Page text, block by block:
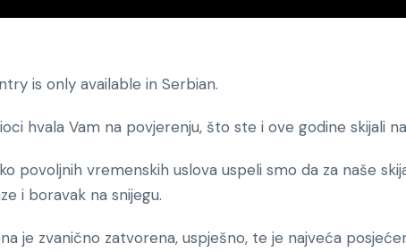
is only available in Serbian.
hvala Vam na povjerenju, što ste i ove godine skijali na
povoljnih vremenskih uslova uspeli smo da za naše
i boravak na snijegu.
je zvanično zatvorena, uspješno, te je najveća